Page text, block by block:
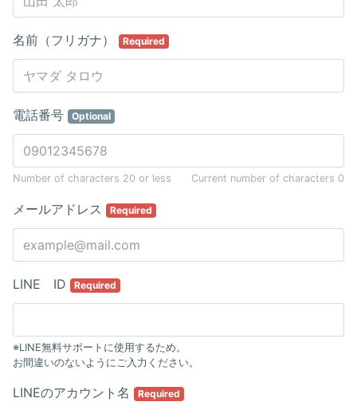
名前（フリガナ） Required
電話番号 Optional
Number of characters 20 or less Current number of characters 0
メールアドレス Required
LINE ID Required
※LINE無料サポートに使用するため。
お間違いのないようにご入力ください。
LINEのアカウント名 Required